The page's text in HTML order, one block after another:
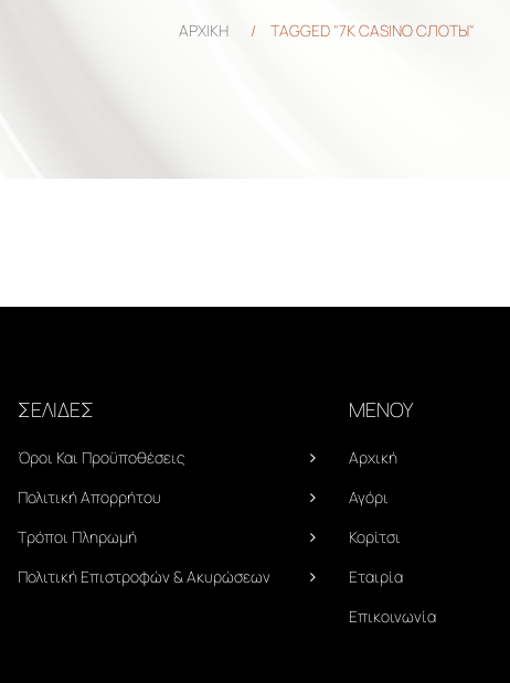
ΑΡΧΙΚΗ / TAGGED "7K CASINO СЛОТЫ"
ΣΕΛΙΔΕΣ
Όροι Και Προϋποθέσεις
Πολιτική Απορρήτου
Τρόποι Πληρωμή
Πολιτική Επιστροφών & Ακυρώσεων
ΜΕΝΟΥ
Αρχική
Αγόρι
Κορίτσι
Εταιρία
Επικοινωνία